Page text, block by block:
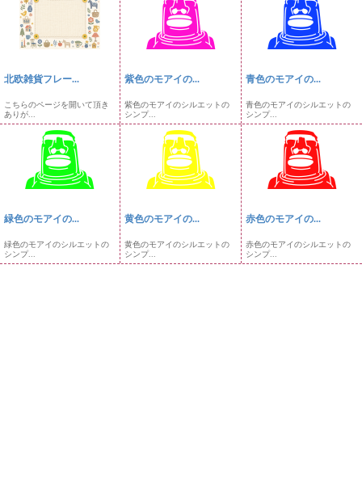
北欧雑貨フレー...
こちらのページを開いて頂き
ありが...
紫色のモアイの...
紫色のモアイのシルエットの
シンプ...
青色のモアイの...
青色のモアイのシルエットの
シンプ...
緑色のモアイの...
緑色のモアイのシルエットの
シンプ...
黄色のモアイの...
黄色のモアイのシルエットの
シンプ...
赤色のモアイの...
赤色のモアイのシルエットの
シンプ...